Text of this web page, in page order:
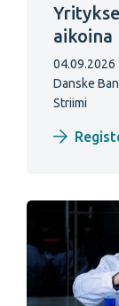
aikoina
04.09.2026
Danske
Striimi